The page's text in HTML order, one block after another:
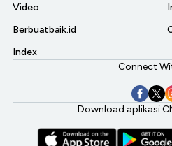
Video
Berbuatbaik.id
Index
Connect
Download aplikasi